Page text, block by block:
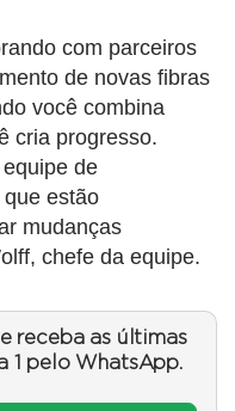
com parceiros
de novas fibras
você combina
cria progresso.
de
estão
mudanças
chefe da equipe.
receba as últimas
1 pelo WhatsApp.